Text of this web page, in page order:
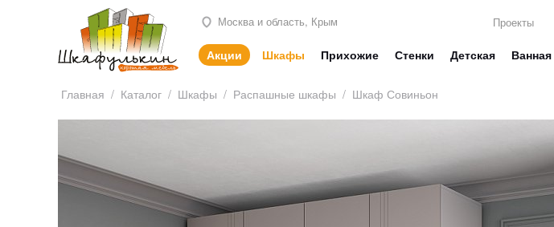
Москва и область, Крым Проекты
Акции Шкафы Прихожие Стенки Детская Ванная
Главная / Каталог / Шкафы / Распашные шкафы / Шкаф Совиньон